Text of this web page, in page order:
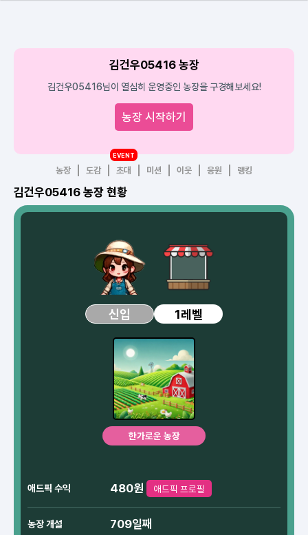
김건우05416 농장
김건우05416님이 열심히 운영중인 농장을 구경해보세요!
농장 시작하기
농장 도감 초대
EVENT
미션 이웃 응원 랭킹
김건우05416 농장 현황
신입 1레벨
한가로운 농장
애드픽 수익 480원 애드픽 프로필
농장 개설 709일째